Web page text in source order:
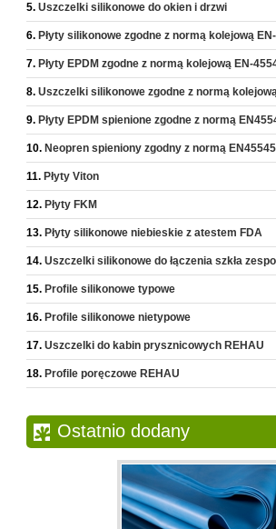
Uszczelki silikonowe do okien i drzwi
Płyty silikonowe zgodne z normą kolejową
Płyty EPDM zgodne z normą kolejową EN-
Uszczelki silikonowe zgodne z normą
Płyty EPDM spienione zgodne z normą
Neopren spieniony zgodny z normą
Płyty Viton
Płyty FKM
Płyty silikonowe niebieskie z atestem FDA
Uszczelki silikonowe do łączenia szkła
Profile silikonowe typowe
Profile silikonowe nietypowe
Uszczelki do kabin prysznicowych REHAU
Profile poręczowe REHAU
Ostatnio dodany